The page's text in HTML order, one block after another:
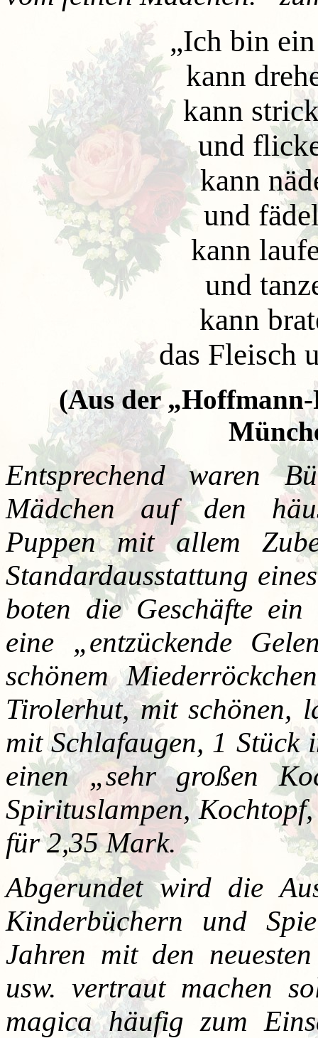
„Ich bin
kann
kann
und
kann
und
kann
und
kann
das Fleisch
(Aus der
Entsprechend waren
Mädchen auf den
Puppen mit allem
Standardausstattung
boten die Geschäfte
eine „entzückende
schönem
Tirolerhut, mit schönen,
mit Schlafaugen, 1
einen „sehr großen
Spirituslampen,
für 2,35 Mark.
Abgerundet wird die
Kinderbüchern und
Jahren mit den
usw. vertraut machen
magica häufig zum